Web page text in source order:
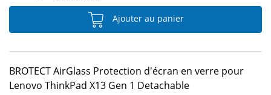
Ajouter au panier
BROTECT AirGlass Protection d'écran en verre pour
Lenovo ThinkPad X13 Gen 1 Detachable